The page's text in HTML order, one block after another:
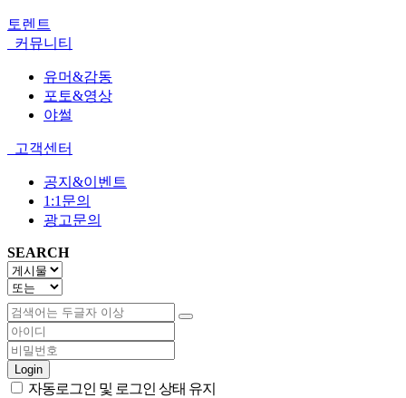
토렌트
커뮤니티
유머&감동
포토&영상
야썰
고객센터
공지&이벤트
1:1문의
광고문의
SEARCH
Login
자동로그인 및 로그인 상태 유지